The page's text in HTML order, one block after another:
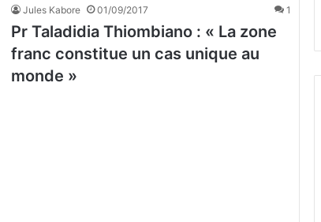
Jules Kabore 01/09/2017 1
Pr Taladidia Thiombiano : « La zone
franc constitue un cas unique au
monde »